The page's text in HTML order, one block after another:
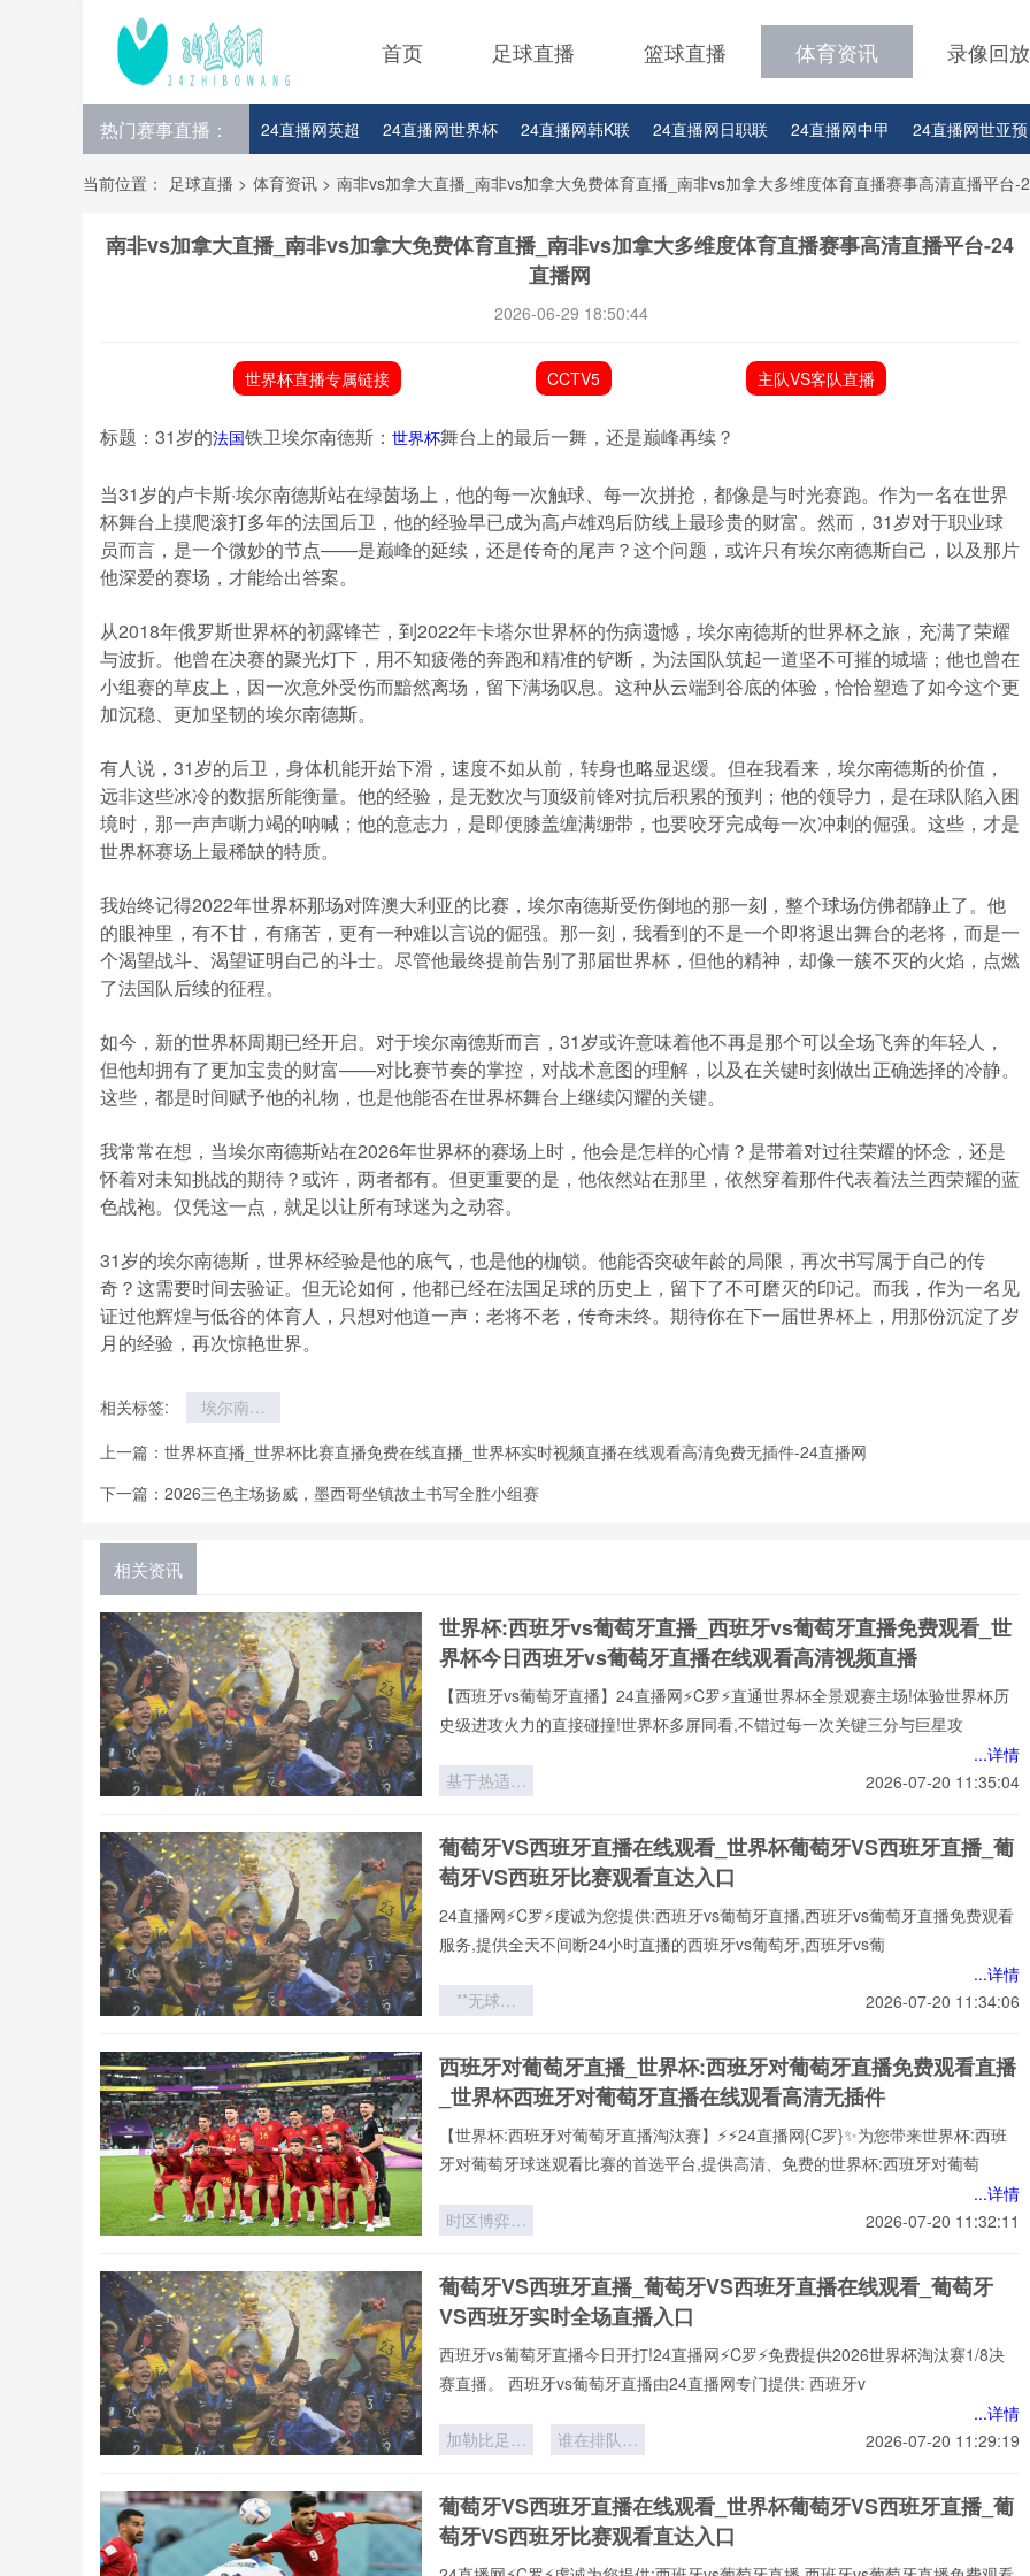
首页 足球直播 篮球直播 体育资讯 录像回放
热门赛事直播： 24直播网英超 24直播网世界杯 24直播网韩K联 24直播网日职联 24直播网中甲 24直播网世亚预
24直播网意甲 24直播网法甲 24直播网西甲 24直播网德甲 24直播网欧冠 24直播网中超
当前位置： 足球直播 > 体育资讯 > 南非vs加拿大直播_南非vs加拿大免费体育直播_南非vs加拿大多维度体育直播赛事高清直播平台-
南非vs加拿大直播_南非vs加拿大免费体育直播_南非vs加拿大多维度体育直播赛事高清直播平台-24
直播网
2026-06-29 18:50:44
世界杯直播专属链接 CCTV5 主队VS客队直播
标题：31岁的法国铁卫埃尔南德斯： 世界杯舞台上的最后一舞，还是巅峰再续？
当31岁的卢卡斯·埃尔南德斯站在绿茵场上，他的每一次触球、每一次拼抢，都像是与时光赛跑。作为一名在世界
杯舞台上摸爬滚打多年的法国后卫，他的经验早已成为高卢雄鸡后防线上最珍贵的财富。然而，31岁对于职业球
员而言，是一个微妙的节点——是巅峰的延续，还是传奇的尾声？这个问题，或许只有埃尔南德斯自己，以及那片
他深爱的赛场，才能给出答案。
从2018年俄罗斯世界杯的初露锋芒，到2022年卡塔尔世界杯的伤病遗憾，埃尔南德斯的世界杯之旅，充满了荣耀
与波折。他曾在决赛的聚光灯下，用不知疲倦的奔跑和精准的铲断，为法国队筑起一道坚不可摧的城墙；他也曾在
小组赛的草皮上，因一次意外受伤而黯然离场，留下满场叹息。这种从云端到谷底的体验，恰恰塑造了如今这个更
加沉稳、更加坚韧的埃尔南德斯。
有人说，31岁的后卫，身体机能开始下滑，速度不如从前，转身也略显迟缓。但在我看来，埃尔南德斯的价值，
远非这些冰冷的数据所能衡量。他的经验，是无数次与顶级前锋对抗后积累的预判；他的领导力，是在球队陷入困
境时，那一声声嘶力竭的呐喊；他的意志力，是即便膝盖缠满绷带，也要咬牙完成每一次冲刺的倔强。这些，才是
世界杯赛场上最稀缺的特质。
我始终记得2022年世界杯那场对阵澳大利亚的比赛，埃尔南德斯受伤倒地的那一刻，整个球场仿佛都静止了。他
的眼神里，有不甘，有痛苦，更有一种难以言说的倔强。那一刻，我看到的不是一个即将退出舞台的老将，而是一
个渴望战斗、渴望证明自己的斗士。尽管他最终提前告别了那届世界杯，但他的精神，却像一簇不灭的火焰，点燃
了法国队后续的征程。
如今，新的世界杯周期已经开启。对于埃尔南德斯而言，31岁或许意味着他不再是那个可以全场飞奔的年轻人，
但他却拥有了更加宝贵的财富——对比赛节奏的掌控，对战术意图的理解，以及在关键时刻做出正确选择的冷静。
这些，都是时间赋予他的礼物，也是他能否在世界杯舞台上继续闪耀的关键。
我常常在想，当埃尔南德斯站在2026年世界杯的赛场上时，他会是怎样的心情？是带着对过往荣耀的怀念，还是
怀着对未知挑战的期待？或许，两者都有。但更重要的是，他依然站在那里，依然穿着那件代表着法兰西荣耀的蓝
色战袍。仅凭这一点，就足以让所有球迷为之动容。
31岁的埃尔南德斯，世界杯经验是他的底气，也是他的枷锁。他能否突破年龄的局限，再次书写属于自己的传
奇？这需要时间去验证。但无论如何，他都已经在法国足球的历史上，留下了不可磨灭的印记。而我，作为一名见
证过他辉煌与低谷的体育人，只想对他道一声：老将不老，传奇未终。期待你在下一届世界杯上，用那份沉淀了岁
月的经验，再次惊艳世界。
相关标签:
埃尔南德
法国后卫世
上一篇： 世界杯直播_世界杯比赛直播免费在线直播_世界杯实时视频直播在线观看高清免费无插件-24直播网
下一篇： 2026三色主场扬威，墨西哥坐镇故土书写全胜小组赛
相关资讯
世界杯:西班牙vs葡萄牙直播_西班牙vs葡萄牙直播免费观看_世
界杯今日西班牙vs葡萄牙直播在线观看高清视频直播
【西班牙vs葡萄牙直播】24直播网⚡️C罗⚡️直通世界杯全景观赛主场!体验世界杯历
史级进攻火力的直接碰撞!世界杯多屏同看,不错过每一次关键三分与巨星攻
...详情
基于热适应
靠性增强：
面向2026
的优化策略
2026-07-20 11:35:04
葡萄牙VS西班牙直播在线观看_世界杯葡萄牙VS西班牙直播_葡
萄牙VS西班牙比赛观看直达入口
24直播网⚡️C罗⚡️虔诚为您提供:西班牙vs葡萄牙直播,西班牙vs葡萄牙直播免费观看
服务,提供全天不间断24小时直播的西班牙vs葡萄牙,西班牙vs葡
...详情
**无球引
跑动矩阵与
空间博弈**
2026-07-20 11:34:06
西班牙对葡萄牙直播_世界杯:西班牙对葡萄牙直播免费观看直播
_世界杯西班牙对葡萄牙直播在线观看高清无插件
【世界杯:西班牙对葡萄牙直播淘汰赛】⚡⚡24直播网{C罗}✨为您带来世界杯:西班
牙对葡萄牙球迷观看比赛的首选平台,提供高清、免费的世界杯:西班牙对葡萄
...详情
时区博弈：
战场
2026-07-20 11:32:11
葡萄牙VS西班牙直播_葡萄牙VS西班牙直播在线观看_葡萄牙
VS西班牙实时全场直播入口
西班牙vs葡萄牙直播今日开打!24直播网⚡️C罗⚡️免费提供2026世界杯淘汰赛1/8决
赛直播。 西班牙vs葡萄牙直播由24直播网专门提供: 西班牙v
...详情
加勒比足球
杯中北美6
张门票
谁在排队等
2026-07-20 11:29:19
葡萄牙VS西班牙直播在线观看_世界杯葡萄牙VS西班牙直播_葡
萄牙VS西班牙比赛观看直达入口